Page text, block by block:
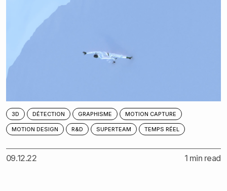
3D DÉTECTION GRAPHISME MOTION CAPTURE
MOTION DESIGN R&D SUPERTEAM TEMPS RÉEL
09.12.22 1 min read